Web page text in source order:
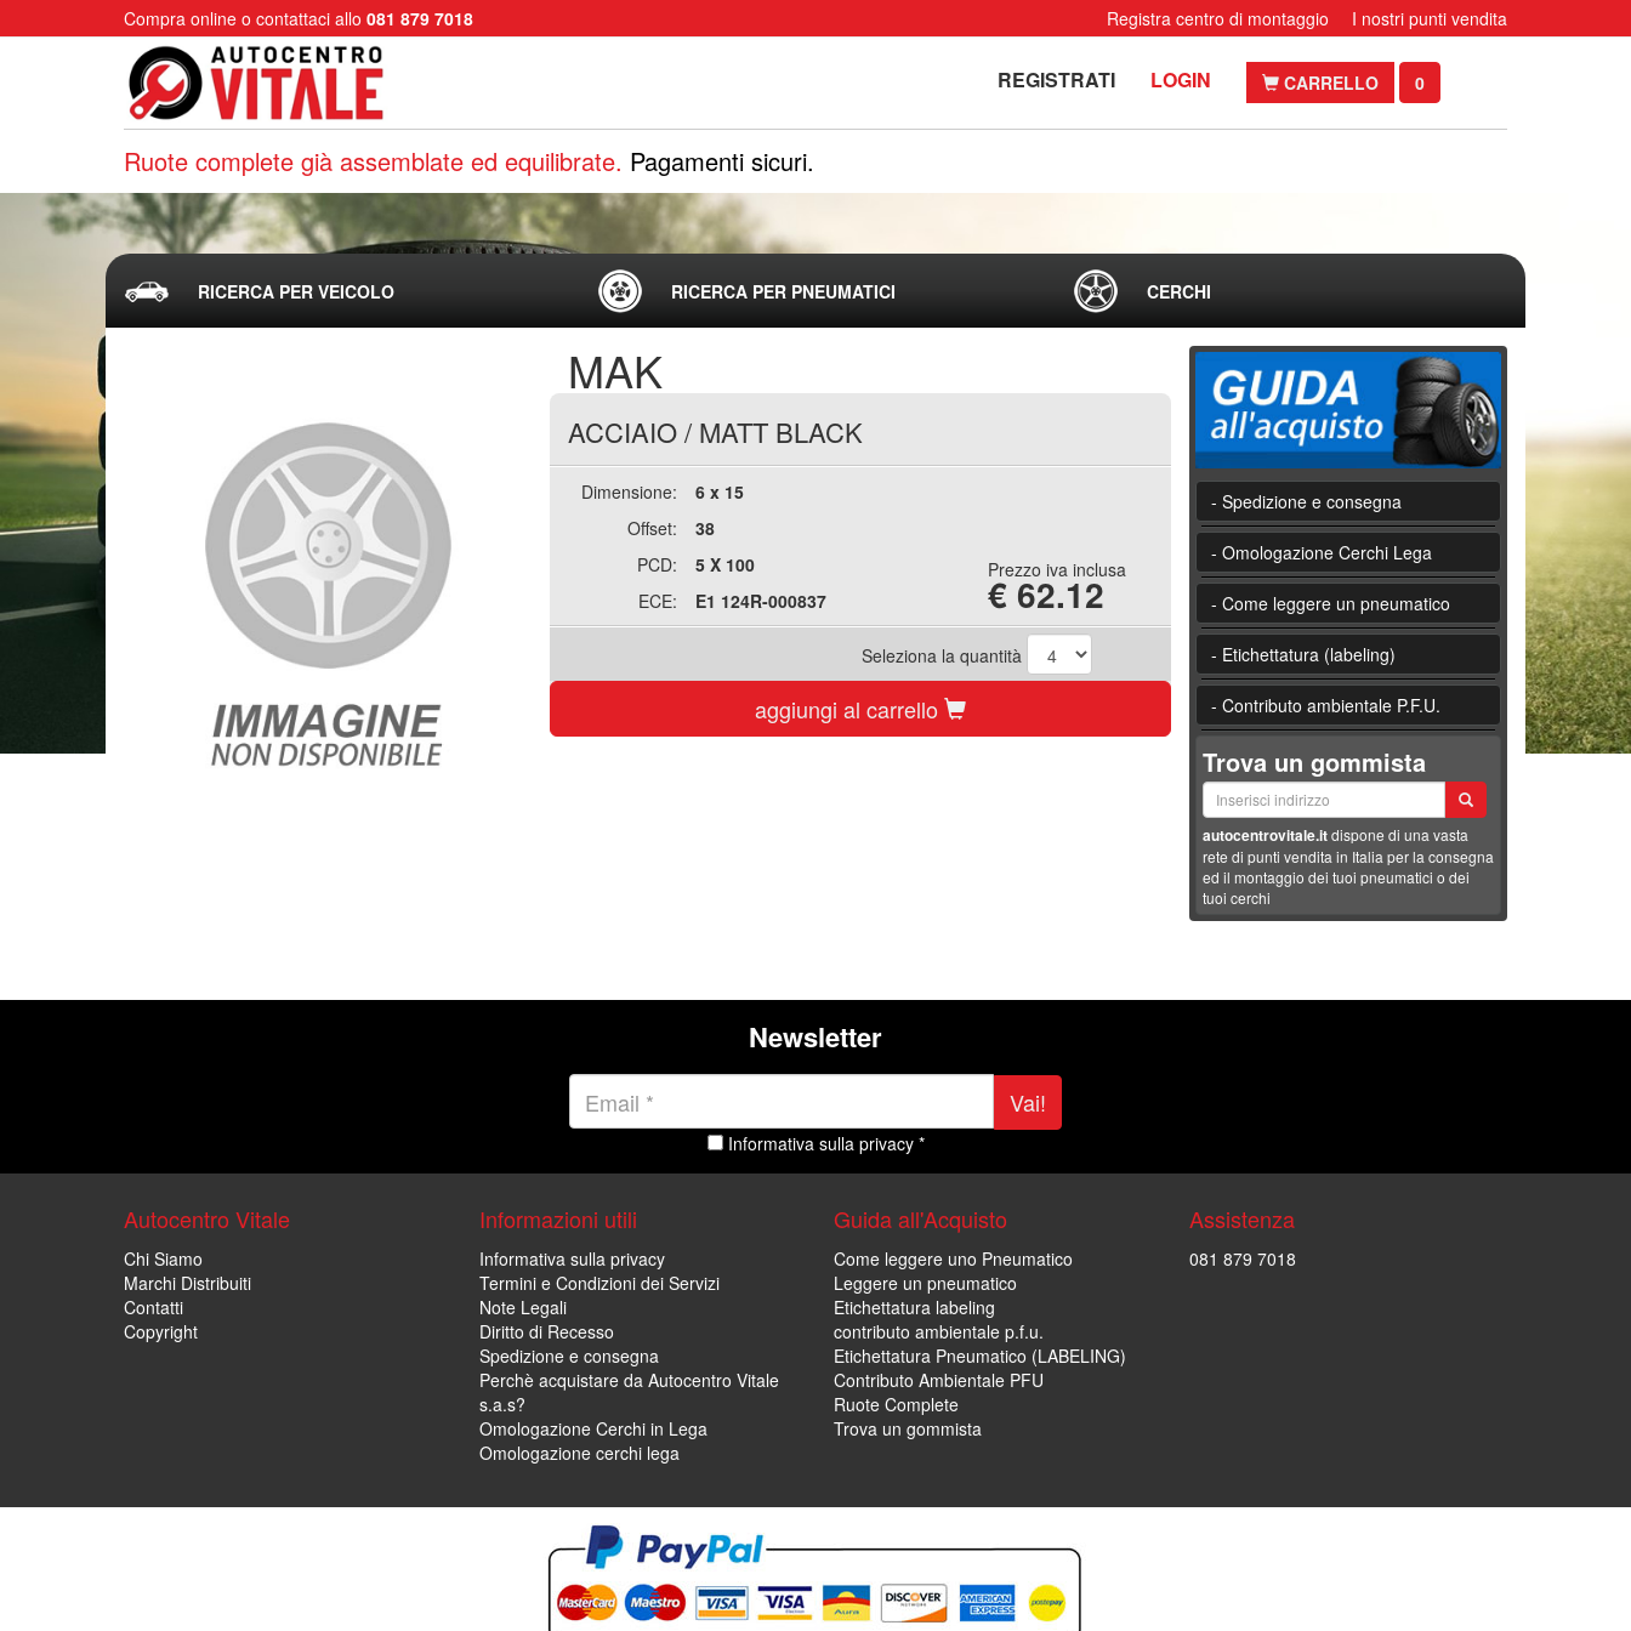
Compra online o contattaci allo 081 879 7018 Registra centro di montaggio I nostri punti vendita
REGISTRATI LOGIN CARRELLO 0
Ruote complete già assemblate ed equilibrate. Pagamenti sicuri.
RICERCA PER VEICOLO RICERCA PER PNEUMATICI CERCHI
MAK
ACCIAIO/ MATT BLACK
Dimensione:
6 x 15
Offset:
38
PCD:
5 X 100
ECE:
E1 124R-000837
Prezzo iva inclusa
€ 62.12
Seleziona la quantità
aggiungi al carrello
- Spedizione e consegna
- Omologazione Cerchi Lega
- Come leggere un pneumatico
- Etichettatura (labeling)
- Contributo ambientale P.F.U.
Trova un gommista
autocentrovitale.itdispone di una vasta
rete di punti vendita in Italia per la consegna
ed il montaggio dei tuoi pneumatici o dei
tuoi cerchi
Newsletter
Vai!
Informativa sulla privacy *
Autocentro Vitale
Chi Siamo
Marchi Distribuiti
Contatti
Copyright
Informazioni utili
Informativa sulla privacy
Termini e Condizioni dei Servizi
Note Legali
Diritto di Recesso
Spedizione e consegna
Perchè acquistare da Autocentro Vitale
s.a.s?
Omologazione Cerchi in Lega
Omologazione cerchi lega
Guida all'Acquisto
Come leggere uno Pneumatico
Leggere un pneumatico
Etichettatura labeling
contributo ambientale p.f.u.
Etichettatura Pneumatico (LABELING)
Contributo Ambientale PFU
Ruote Complete
Trova un gommista
Assistenza
081 879 7018